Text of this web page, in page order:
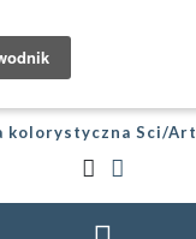
kolorystyczna Sci/Art